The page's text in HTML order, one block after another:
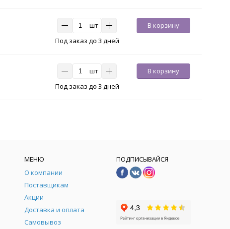
шт
В корзину
Под заказ до 3 дней
шт
В корзину
Под заказ до 3 дней
МЕНЮ
О компании
Поставщикам
Акции
Доставка и оплата
Самовывоз
ПОДПИСЫВАЙСЯ